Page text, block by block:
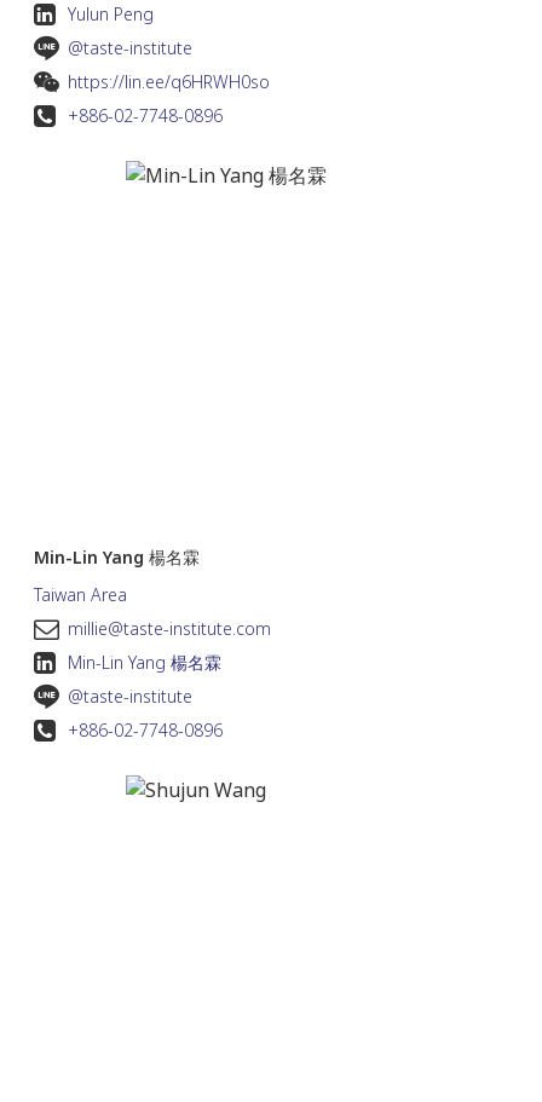
Yulun Peng
@taste-institute
https://lin.ee/q6HRWH0so
+886-02-7748-0896
Min-Lin Yang 楊名霖
Taiwan Area
millie@taste-institute.com
Min-Lin Yang 楊名霖
@taste-institute
+886-02-7748-0896